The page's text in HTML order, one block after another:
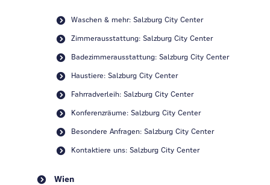
Waschen & mehr: Salzburg City Center
Zimmerausstattung: Salzburg City Center
Badezimmerausstattung: Salzburg City Center
Haustiere: Salzburg City Center
Fahrradverleih: Salzburg City Center
Konferenzräume: Salzburg City Center
Besondere Anfragen: Salzburg City Center
Kontaktiere uns: Salzburg City Center
Wien